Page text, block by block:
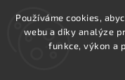
Používáme cookies,
webu a díky analýze
funkce, výkon a